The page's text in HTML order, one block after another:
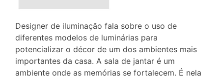
Designer de iluminação fala sobre o uso de
diferentes modelos de luminárias para
potencializar o décor de um dos ambientes mais
importantes da casa. A sala de jantar é um
ambiente onde as memórias se fortalecem. É nela